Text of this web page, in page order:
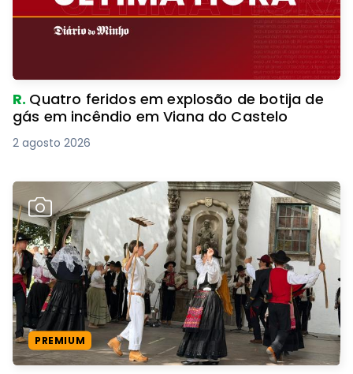
R. Quatro feridos em explosão de botija de
gás em incêndio em Viana do Castelo
2 agosto 2026
PREMIUM